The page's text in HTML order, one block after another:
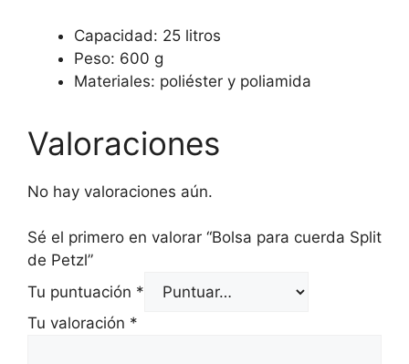
Capacidad: 25 litros
Peso: 600 g
Materiales: poliéster y poliamida
Valoraciones
No hay valoraciones aún.
Sé el primero en valorar “Bolsa para cuerda Split
de Petzl”
Tu puntuación *
Tu valoración *